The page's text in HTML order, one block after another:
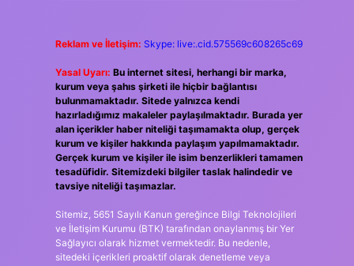
Reklam ve İletişim: Skype: live:.cid.575569c608265c69
Yasal Uyarı: Bu internet sitesi, herhangi bir marka,
kurum veya şahıs şirketi ile hiçbir bağlantısı
bulunmamaktadır. Sitede yalnızca kendi
hazırladığımız makaleler paylaşılmaktadır. Burada yer
alan içerikler haber niteliği taşımamakta olup, gerçek
kurum ve kişiler hakkında paylaşım yapılmamaktadır.
Gerçek kurum ve kişiler ile isim benzerlikleri tamamen
tesadüfidir. Sitemizdeki bilgiler taslak halindedir ve
tavsiye niteliği taşımazlar.
Sitemiz, 5651 Sayılı Kanun gereğince Bilgi Teknolojileri
ve İletişim Kurumu (BTK) tarafından onaylanmış bir Yer
Sağlayıcı olarak hizmet vermektedir. Bu nedenle,
sitedeki içerikleri proaktif olarak denetleme veya